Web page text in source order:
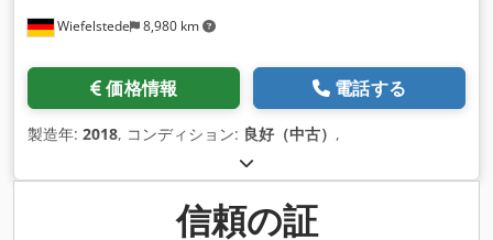
Wiefelstede 8,980 km
価格情報 電話する
製造年: 2018, コンディション: 良好（中古） ,
信頼の証